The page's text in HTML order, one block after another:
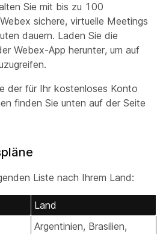
Sie mit bis zu 100
sichere, virtuelle Meetings
dauern. Laden Sie die
Webex-App herunter, um auf
der für Ihr kostenloses Konto
finden Sie unten auf der Seite
Liste nach Ihrem Land:
Land
Argentinien, Brasilien,